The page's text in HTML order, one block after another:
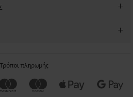
Τρόποι πληρωμής